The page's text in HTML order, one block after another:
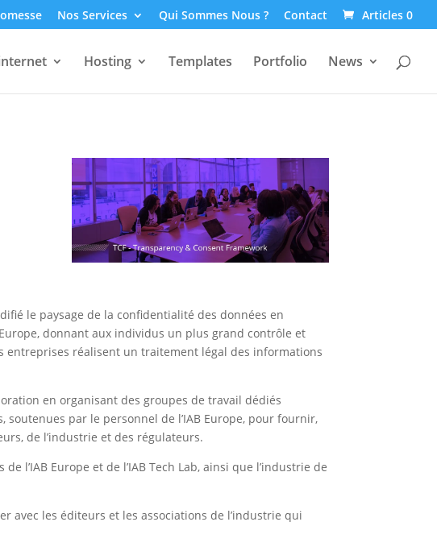
Nos Services Qui Sommes Nous ? Contact Articles 0
Hosting Templates Portfolio News
le paysage de la confidentialité des données en
donnant aux individus un plus grand contrôle et
réalisent un traitement légal des informations
en organisant des groupes de travail dédiés
par le personnel de l’IAB Europe, pour fournir,
de l’industrie et des régulateurs.
l’IAB Europe et de l’IAB Tech Lab, ainsi que l’industrie de
avec les éditeurs et les associations de l’industrie qui